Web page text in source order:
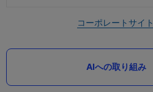
コーポレートサイト
AIへの取り組み